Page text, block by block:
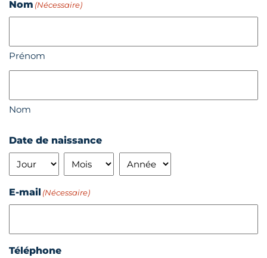
Nom (Nécessaire)
Prénom
Nom
Date de naissance
E-mail (Nécessaire)
Téléphone